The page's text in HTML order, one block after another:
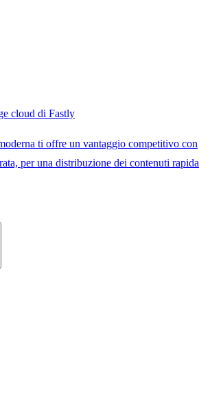
cloud di Fastly
ti offre un vantaggio competitivo con
per una distribuzione dei contenuti rapida